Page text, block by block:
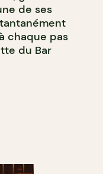
de ses
chaque pas
du Bar